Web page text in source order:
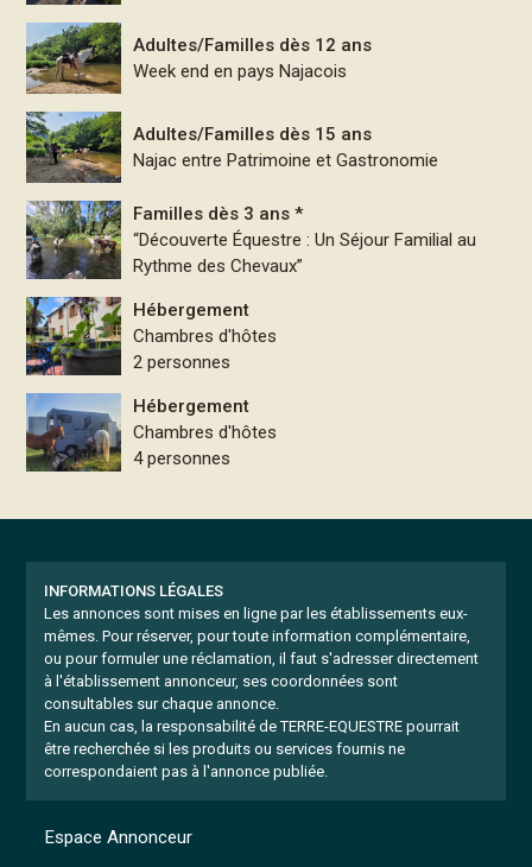
Adultes/Familles dès 12 ans
Week end en pays Najacois
Adultes/Familles dès 15 ans
Najac entre Patrimoine et Gastronomie
Familles dès 3 ans *
“Découverte Équestre : Un Séjour Familial au
Rythme des Chevaux”
Hébergement
Chambres d'hôtes
2 personnes
Hébergement
Chambres d'hôtes
4 personnes
INFORMATIONS LÉGALES
Les annonces sont mises en ligne par les établissements eux-
mêmes. Pour réserver, pour toute information complémentaire,
ou pour formuler une réclamation, il faut s'adresser directement
à l'établissement annonceur, ses coordonnées sont
consultables sur chaque annonce.
En aucun cas, la responsabilité de TERRE-EQUESTRE pourrait
être recherchée si les produits ou services fournis ne
correspondaient pas à l'annonce publiée.
Espace Annonceur